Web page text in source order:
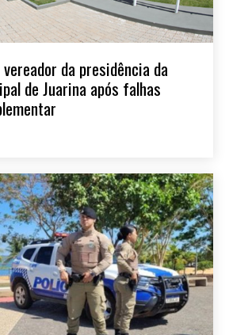
da presidência da
de Juarina após falhas